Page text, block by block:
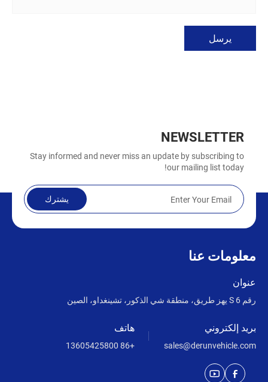
يرسل
NEWSLETTER
Stay informed and never miss an update by subscribing to
our mailing list today!
يشترك
معلومات عنا
عنوان
رقم 6 S يهز طريق، منطقة شي الذكور، تشينغداو، الصين
هاتف
+86 13605425800
بريد إلكتروني
sales@derunvehicle.com